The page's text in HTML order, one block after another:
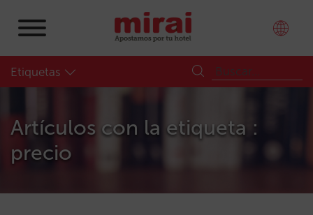
Etiquetas
Artículos con la etiqueta :
precio